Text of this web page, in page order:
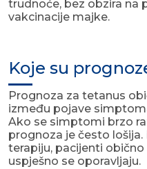
trudnoće, bez obzira na
vakcinacije majke.
Koje su
Prognoza za tetanus
između pojave
Ako se simptomi brzo
prognoza je često
terapiju, pacijenti
uspješno se oporavljaju.